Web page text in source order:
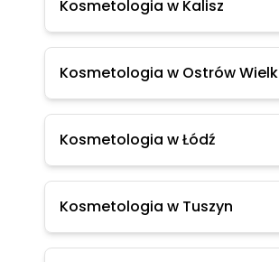
Kosmetologia w Kalisz
Kosmetologia w Ostrów
Kosmetologia w Łódź
Kosmetologia w Tuszyn